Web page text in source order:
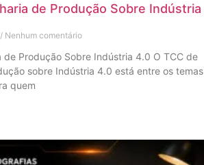
de Produção Sobre Indústria
Nenhum comentário
de Produção Sobre Indústria 4.0 O TCC de
sobre Indústria 4.0 está entre os temas
quem